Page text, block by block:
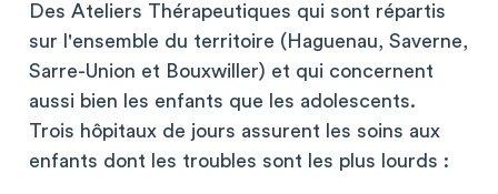
Des Ateliers Thérapeutiques qui sont répartis
sur l'ensemble du territoire (Haguenau, Saverne,
Sarre-Union et Bouxwiller) et qui concernent
aussi bien les enfants que les adolescents.
Trois hôpitaux de jours assurent les soins aux
enfants dont les troubles sont les plus lourds :